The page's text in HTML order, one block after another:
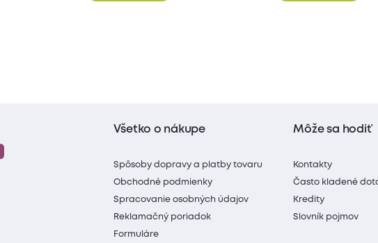
Všetko o nákupe
Spôsoby dopravy a platby tovaru
Obchodné podmienky
Spracovanie osobných údajov
Reklamačný poriadok
Formuláre
Môže sa hodiť
Kontakty
Často kladené
Kredity
Slovník pojmov